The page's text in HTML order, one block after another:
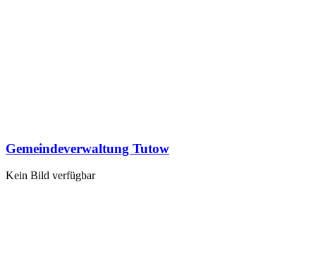
Gemeindeverwaltung Tutow
Kein Bild verfügbar